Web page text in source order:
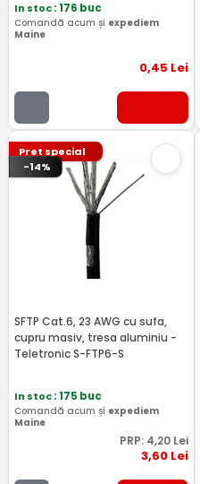
In stoc: 176 buc
Comandă acum și expediem
Maine
0,45 Lei
Pret special
-14%
SFTP Cat.6, 23 AWG cu sufa,
cupru masiv, tresa aluminiu -
Teletronic S-FTP6-S
In stoc: 175 buc
Comandă acum și expediem
Maine
PRP: 4,20Lei
3,60Lei